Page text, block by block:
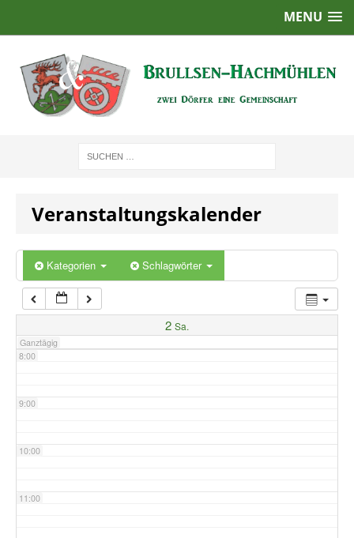
MENU
Veranstaltungskalender
Kategorien Schlagwörter
2 Sa.
Ganztägig
2:00
5:00
7:00
8:00
9:00
10:00
11:00